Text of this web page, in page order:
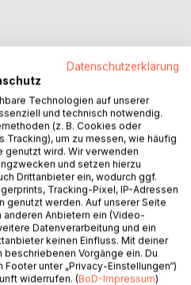
erhalten Sie tiefe Einblicke in
versinkt. Da sind die,
Familien, Menschen, die
nicht mehr allein in den
die Mitarbeiter des
sein. In Häusern wie, „Villa
am See", in ,Villa
haben sie sich
aus gestörten Familien
Datenschutzerklärung
Technologien auf unserer
und technisch notwendig.
(z. B. Cookies oder
um zu messen, wie häufig
genutzt wird. Wir verwenden
und setzen hierzu
Drittanbieter ein, wodurch ggf.
Tracking-Pixel, IP-Adressen
genutzt werden. Auf unserer Seite
Anbietern ein (Video-
Datenverarbeitung und ein
keinen Einfluss. Mit deiner
Vorgänge ein. Du
unter „Privacy-Einstellungen“)
widerrufen. (BoD-Impressum)